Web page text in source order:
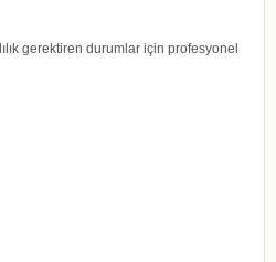
gerektiren durumlar için profesyonel